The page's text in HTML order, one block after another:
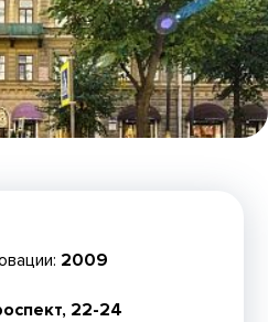
2009
22-24